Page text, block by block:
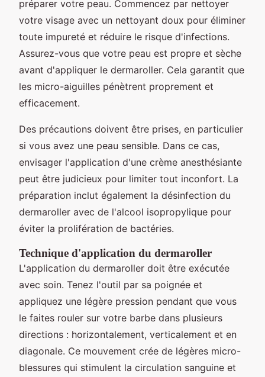
préparer votre peau. Commencez par nettoyer
votre visage avec un nettoyant doux pour éliminer
toute impureté et réduire le risque d'infections.
Assurez-vous que votre peau est propre et sèche
avant d'appliquer le dermaroller. Cela garantit que
les micro-aiguilles pénètrent proprement et
efficacement.
Des précautions doivent être prises, en particulier
si vous avez une peau sensible. Dans ce cas,
envisager l'application d'une crème anesthésiante
peut être judicieux pour limiter tout inconfort. La
préparation inclut également la désinfection du
dermaroller avec de l'alcool isopropylique pour
éviter la prolifération de bactéries.
Technique d'application du dermaroller
L'application du dermaroller doit être exécutée
avec soin. Tenez l'outil par sa poignée et
appliquez une légère pression pendant que vous
le faites rouler sur votre barbe dans plusieurs
directions : horizontalement, verticalement et en
diagonale. Ce mouvement crée de légères micro-
blessures qui stimulent la circulation sanguine et